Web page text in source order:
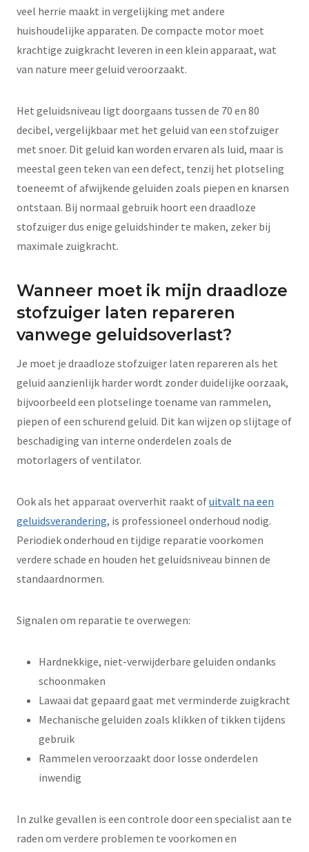
veel herrie maakt in vergelijking met andere
huishoudelijke apparaten. De compacte motor moet
krachtige zuigkracht leveren in een klein apparaat, wat
van nature meer geluid veroorzaakt.
Het geluidsniveau ligt doorgaans tussen de 70 en 80
decibel, vergelijkbaar met het geluid van een stofzuiger
met snoer. Dit geluid kan worden ervaren als luid, maar is
meestal geen teken van een defect, tenzij het plotseling
toeneemt of afwijkende geluiden zoals piepen en knarsen
ontstaan. Bij normaal gebruik hoort een draadloze
stofzuiger dus enige geluidshinder te maken, zeker bij
maximale zuigkracht.
Wanneer moet ik mijn draadloze
stofzuiger laten repareren
vanwege geluidsoverlast?
Je moet je draadloze stofzuiger laten repareren als het
geluid aanzienlijk harder wordt zonder duidelijke oorzaak,
bijvoorbeeld een plotselinge toename van rammelen,
piepen of een schurend geluid. Dit kan wijzen op slijtage of
beschadiging van interne onderdelen zoals de
motorlagers of ventilator.
Ook als het apparaat oververhit raakt ofuitvalt na een
geluidsverandering, is professioneel onderhoud nodig.
Periodiek onderhoud en tijdige reparatie voorkomen
verdere schade en houden het geluidsniveau binnen de
standaardnormen.
Signalen om reparatie te overwegen:
Hardnekkige, niet-verwijderbare geluiden ondanks
schoonmaken
Lawaai dat gepaard gaat met verminderde zuigkracht
Mechanische geluiden zoals klikken of tikken tijdens
gebruik
Rammelen veroorzaakt door losse onderdelen
inwendig
In zulke gevallen is een controle door een specialist aan te
raden om verdere problemen te voorkomen en